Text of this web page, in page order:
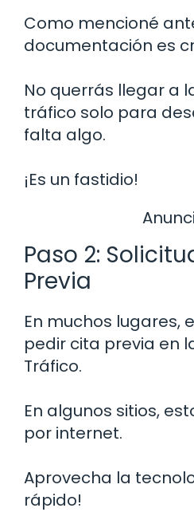
Como mencioné
documentación es
No querrás llegar a
tráfico solo para
falta algo.
¡Es un fastidio!
Paso 2:
Previa
En muchos lugares,
pedir cita previa en
Tráfico.
En algunos sitios,
por internet.
Aprovecha la
rápido!